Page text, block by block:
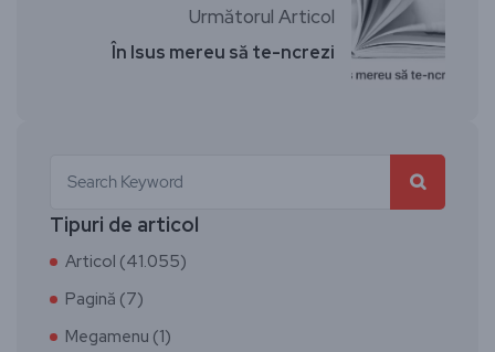
Următorul Articol
În Isus mereu să te-ncrezi
Tipuri de articol
Articol (41.055)
Pagină (7)
Megamenu (1)